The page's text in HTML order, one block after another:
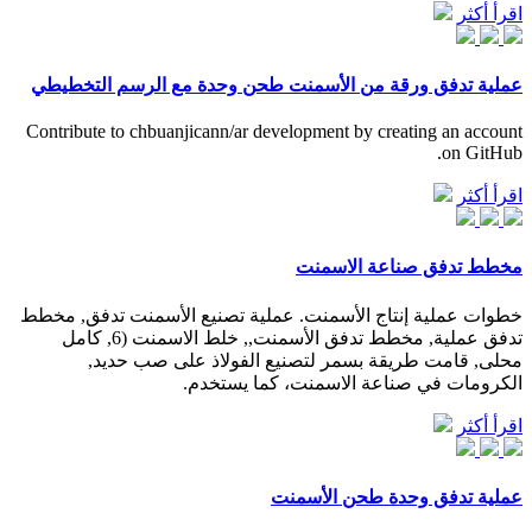
اقرأ أكثر
عملية تدفق ورقة من الأسمنت طحن وحدة مع الرسم التخطيطي
Contribute to chbuanjicann/ar development by creating an account
on GitHub.
اقرأ أكثر
مخطط تدفق صناعة الاسمنت
خطوات عملية إنتاج الأسمنت. عملية تصنيع الأسمنت تدفق, مخطط
تدفق عملية, مخطط تدفق الأسمنت,, خلط الاسمنت (6, كامل
محلى, قامت طريقة بسمر لتصنيع الفولاذ على صب حديد,
الكرومات في صناعة الاسمنت، كما يستخدم.
اقرأ أكثر
عملية تدفق وحدة طحن الأسمنت